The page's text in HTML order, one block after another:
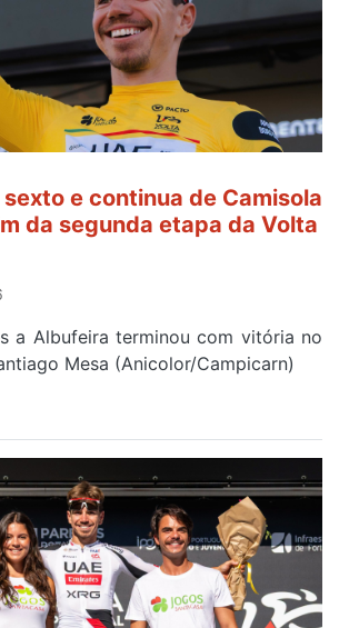
sexto e continua de Camisola
da segunda etapa da Volta
a Albufeira terminou com vitória no
Mesa (Anicolor/Campicarn)